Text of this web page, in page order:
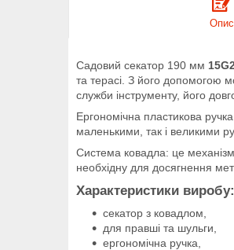
Опис
Садовий секатор 190 мм
та терасі. З його допомогою
служби інструменту, його
Ергономічна пластикова
маленькими, так і великими
Система ковадла: це
необхідну для досягнення
Характеристики виробу:
секатор з ковадлом,
для правші та шульги,
ергономічна ручка,